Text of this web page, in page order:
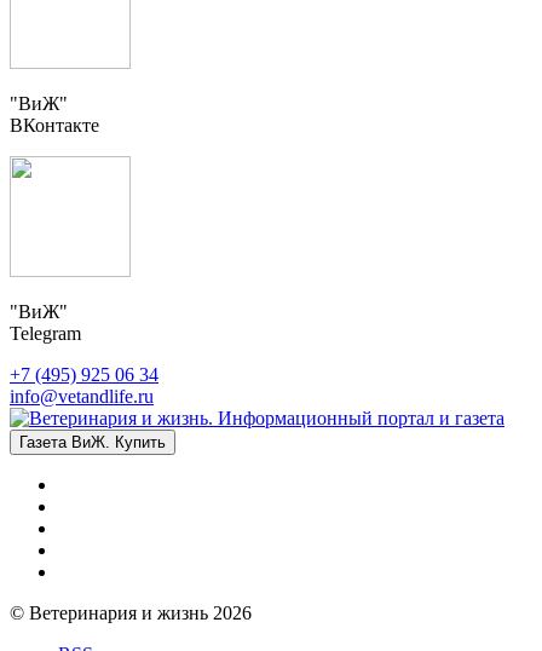
"ВиЖ"
ВКонтакте
"ВиЖ"
Telegram
+7 (495) 925 06 34
info@vetandlife.ru
Газета ВиЖ. Купить
© Ветеринария и жизнь 2026